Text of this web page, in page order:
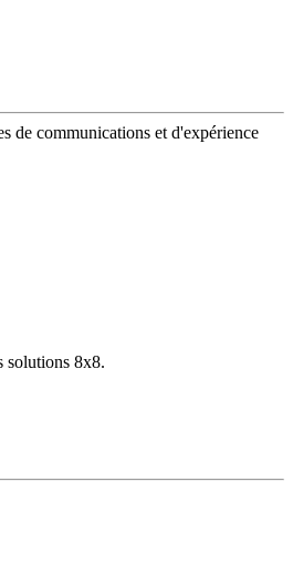
de communications et d'expérience
solutions 8x8.